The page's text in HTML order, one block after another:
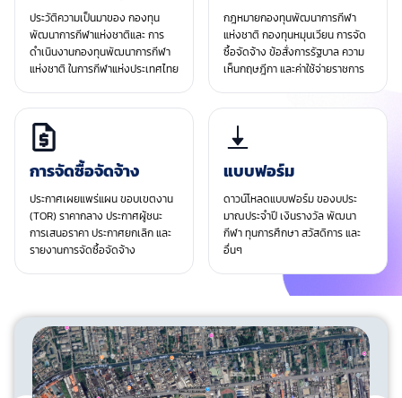
ประวัติความเป็นมาของ กองทุน
พัฒนาการกีฬาแห่งชาติและ การ
ดำเนินงานกองทุนพัฒนาการกีฬา
แห่งชาติ ในการกีฬาแห่งประเทศไทย
กฎหมายกองทุนพัฒนาการกีฬา
แห่งชาติ กองทุนหมุนเวียน การจัด
ซื้อจัดจ้าง ข้อสั่งการรัฐบาล ความ
เห็นกฤษฎีกา และค่าใช้จ่ายราชการ
การจัดซื้อจัดจ้าง
ประกาศเผยแพร่แผน ขอบเขตงาน
(TOR) ราคากลาง ประกาศผู้ชนะ
การเสนอราคา ประกาศยกเลิก และ
รายงานการจัดซื้อจัดจ้าง
แบบฟอร์ม
ดาวน์โหลดแบบฟอร์ม ของบประ
มาณประจําปี เงินรางวัล พัฒนา
กีฬา ทุนการศึกษา สวัสดิการ และ
อื่นๆ